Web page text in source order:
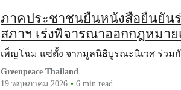
ภาคประชาชนยื่นหนังสือยืนยัน
สภาฯ เร่งพิจารณาออกกฎหม
เพ็ญโฉม แซ่ตั้ง จากมูลนิธิบูรณะนิเวศ ร่ว
Greenpeace Thailand
19 พฤษภาคม 2026
6 min read